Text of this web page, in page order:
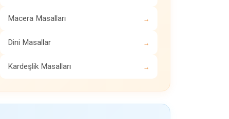
Macera Masalları →
Dini Masallar →
Kardeşlik Masalları →